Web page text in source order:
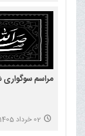
مراسم سوگواری
02 خرداد 1405